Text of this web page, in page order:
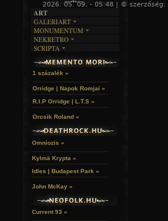
2026. 05. 09. - 05:48 | © szerzőség:
ART
GALERIART
ARTGALERI
KÉPREGÉNYEK
LAKÁSKULTS
MONUMENTUM
TEMETŐK
TEMPLOMOK
VÁRAK
HELYEK
NEKRETRO
SZUBKULT
FEKETE LYUK
RELIKVIÁK
SCRIPTA
NOVELLÁK
VERSEK
1 százalék »
Orridge | Napok Romjai »
R.I.P Orridge | L.T.S »
Orcsik Roland »
Omniozis »
Kylmä Krypta »
Idles | Budapest Park »
John McKay »
Current 93 »